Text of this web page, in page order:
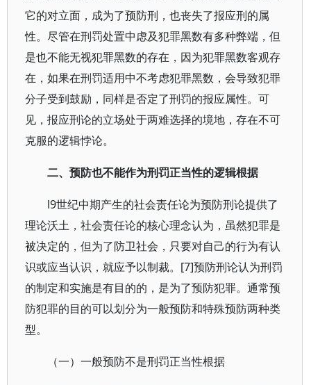
它的对立面，成为了预防刑，也丧失了报应刑的属
性。尽管在刑罚处置中虑及犯罪黑数有多种弊端，但
是也不能无视犯罪黑数的存在，因为犯罪黑数客观存
在，如果在刑罚适用中不考虑犯罪黑数，会导致犯罪
分子受到鼓励，同样是否定了刑罚的报应属性。可
见，报应刑论的立场处于两难选择的境地，存在不可
克服的逻辑悖论。
二、预防也不能作为刑罚正当性的逻辑根据
l9世纪中期产生的社会责任论为预防刑论提供了
理论沃土，社会责任论的核心理念认为，虽然犯罪是
被决定的，但为了防卫社会，只要对自己的行为有认
识或应当认识，就应予以制裁。[7]预防刑论认为刑罚
的制定和实施是有目的的，是为了预防犯罪。通常预
防犯罪的目的可以划分为一般预防和特殊预防两种类
型。
（一）一般预防不是刑罚正当性根据